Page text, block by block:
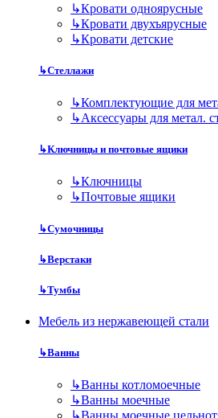
↳Кровати одноярусные
↳Кровати двухъярусные
↳Кровати детские
↳Стеллажи
↳Комплектующие для
↳Аксессуары для метал.
↳Ключницы и почтовые ящики
↳Ключницы
↳Почтовые ящики
↳Сумочницы
↳Верстаки
↳Тумбы
Мебель из нержавеющей стали
↳Ванны
↳Ванны котломоечные
↳Ванны моечные